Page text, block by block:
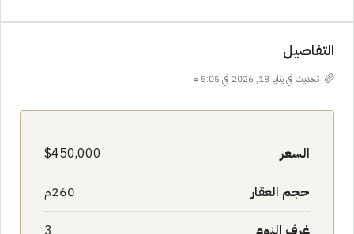
التفاصيل
تحديث في يناير 18, 2026 في 5:05 م
السعر $450,000
حجم العقار 260م